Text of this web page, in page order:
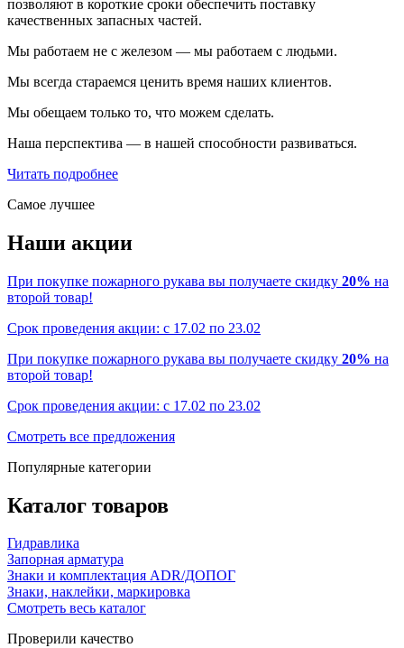
позволяют в короткие сроки обеспечить поставку
качественных запасных частей.
Мы работаем не с железом — мы работаем с людьми.
Мы всегда стараемся ценить время наших клиентов.
Мы обещаем только то, что можем сделать.
Наша перспектива — в нашей способности развиваться.
Читать подробнее
Самое лучшее
Наши акции
При покупке пожарного рукава вы получаете скидку 20% на
второй товар!
Срок проведения акции: с 17.02 по 23.02
При покупке пожарного рукава вы получаете скидку 20% на
второй товар!
Срок проведения акции: с 17.02 по 23.02
Смотреть все предложения
Популярные категории
Каталог товаров
Гидравлика
Запорная арматура
Знаки и комплектация ADR/ДОПОГ
Знаки, наклейки, маркировка
Смотреть весь каталог
Проверили качество